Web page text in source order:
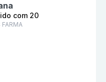
com 20